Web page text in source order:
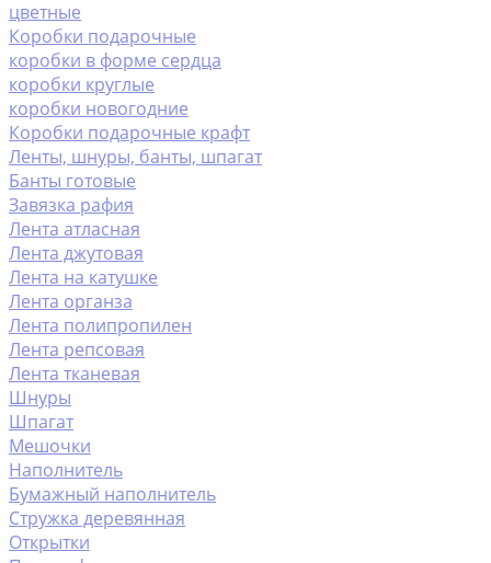
цветные
Коробки подарочные
коробки в форме сердца
коробки круглые
коробки новогодние
Коробки подарочные крафт
Ленты, шнуры, банты, шпагат
Банты готовые
Завязка рафия
Лента атласная
Лента джутовая
Лента на катушке
Лента органза
Лента полипропилен
Лента репсовая
Лента тканевая
Шнуры
Шпагат
Мешочки
Наполнитель
Бумажный наполнитель
Стружка деревянная
Открытки